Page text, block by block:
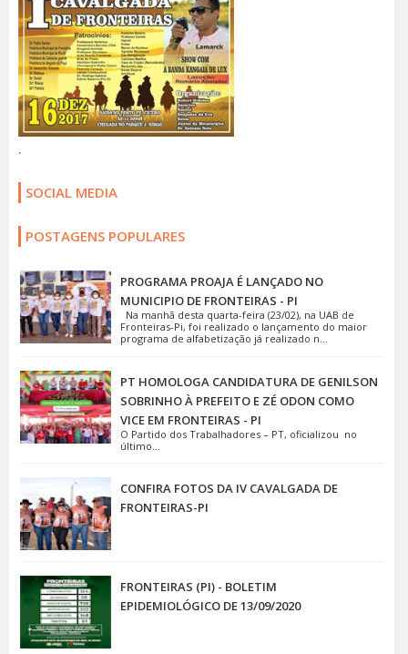
.
SOCIAL MEDIA
POSTAGENS POPULARES
PROGRAMA PROAJA É LANÇADO NO
MUNICIPIO DE FRONTEIRAS - PI
Na manhã desta quarta-feira (23/02), na UAB de
Fronteiras-Pi, foi realizado o lançamento do maior
programa de alfabetização já realizado n...
PT HOMOLOGA CANDIDATURA DE GENILSON
SOBRINHO À PREFEITO E ZÉ ODON COMO
VICE EM FRONTEIRAS - PI
O Partido dos Trabalhadores – PT, oficializou no
último...
CONFIRA FOTOS DA IV CAVALGADA DE
FRONTEIRAS-PI
FRONTEIRAS (PI) - BOLETIM
EPIDEMIOLÓGICO DE 13/09/2020